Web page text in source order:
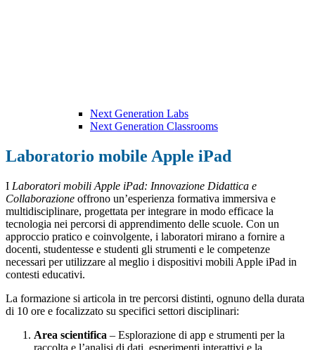
Next Generation Labs
Next Generation Classrooms
Laboratorio mobile Apple iPad
I Laboratori mobili Apple iPad: Innovazione Didattica e
Collaborazione offrono un’esperienza formativa immersiva e
multidisciplinare, progettata per integrare in modo efficace la
tecnologia nei percorsi di apprendimento delle scuole. Con un
approccio pratico e coinvolgente, i laboratori mirano a fornire a
docenti, studentesse e studenti gli strumenti e le competenze
necessari per utilizzare al meglio i dispositivi mobili Apple iPad in
contesti educativi.
La formazione si articola in tre percorsi distinti, ognuno della durata
di 10 ore e focalizzato su specifici settori disciplinari:
Area scientifica – Esplorazione di app e strumenti per la